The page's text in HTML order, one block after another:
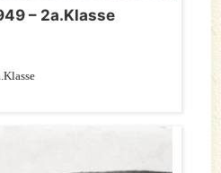
– 2a.Klasse